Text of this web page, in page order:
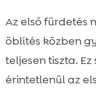
Az első fürdetés
öblítés közben
teljesen tiszta.
érintetlenül az